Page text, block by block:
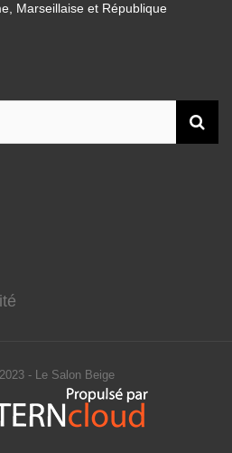
Marseillaise et République
- Le Salon Beige